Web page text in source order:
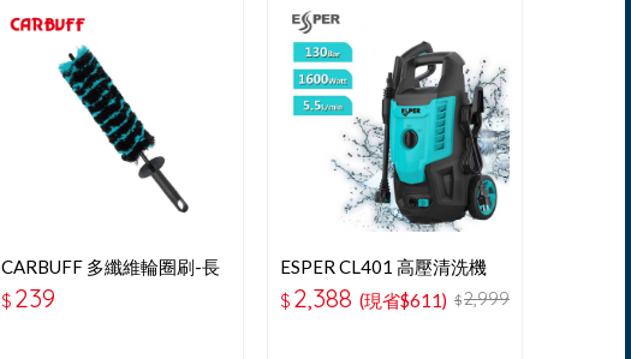
CARBUFF 多纖維輪圈刷-長
41x6.5CM
$ 239
ESPER CL401 高壓清洗機
$ 2,388 (現省$611) $2,999